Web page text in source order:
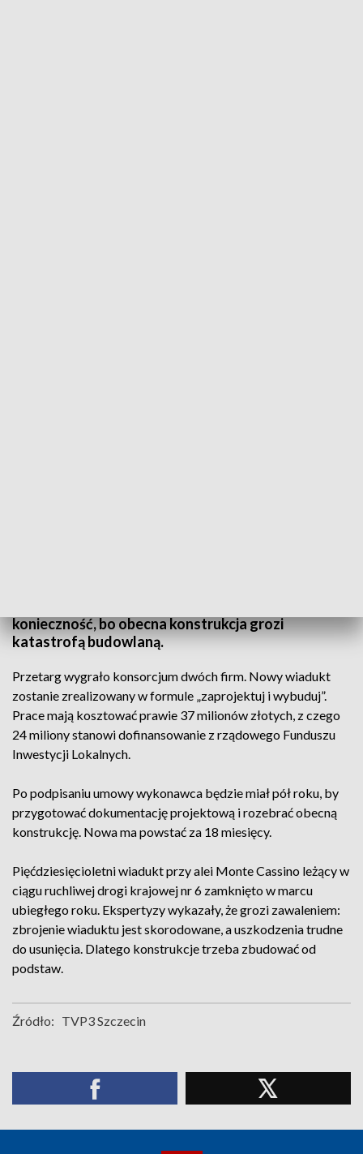
konieczność, bo obecna konstrukcja grozi
katastrofą budowlaną.
Przetarg wygrało konsorcjum dwóch firm. Nowy wiadukt
zostanie zrealizowany w formule „zaprojektuj i wybuduj”.
Prace mają kosztować prawie 37 milionów złotych, z czego
24 miliony stanowi dofinansowanie z rządowego Funduszu
Inwestycji Lokalnych.
Po podpisaniu umowy wykonawca będzie miał pół roku, by
przygotować dokumentację projektową i rozebrać obecną
konstrukcję. Nowa ma powstać za 18 miesięcy.
Pięćdziesięcioletni wiadukt przy alei Monte Cassino leżący w
ciągu ruchliwej drogi krajowej nr 6 zamknięto w marcu
ubiegłego roku. Ekspertyzy wykazały, że grozi zawaleniem:
zbrojenie wiaduktu jest skorodowane, a uszkodzenia trudne
do usunięcia. Dlatego konstrukcje trzeba zbudować od
podstaw.
Źródło: TVP3 Szczecin